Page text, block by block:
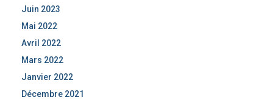
Juin 2023
Mai 2022
Avril 2022
Mars 2022
Janvier 2022
Décembre 2021